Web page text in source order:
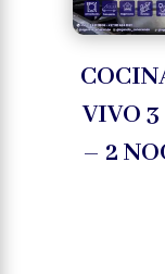
VIVO
– 2